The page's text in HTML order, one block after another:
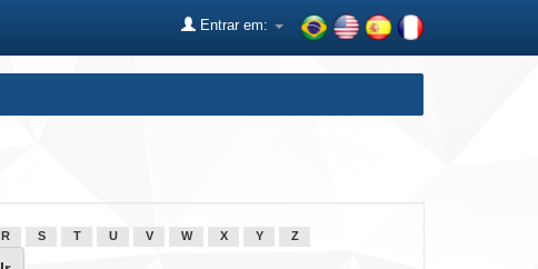
Entrar em:
R S T U V W X Y Z